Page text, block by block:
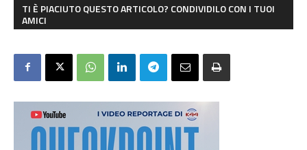
TI È PIACIUTO QUESTO ARTICOLO? CONDIVIDILO CON I TUOI
AMICI